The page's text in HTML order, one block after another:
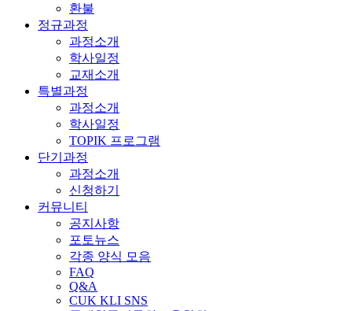
환불
정규과정
과정소개
학사일정
교재소개
특별과정
과정소개
학사일정
TOPIK 프로그램
단기과정
과정소개
신청하기
커뮤니티
공지사항
포토뉴스
각종 양식 모음
FAQ
Q&A
CUK KLI SNS